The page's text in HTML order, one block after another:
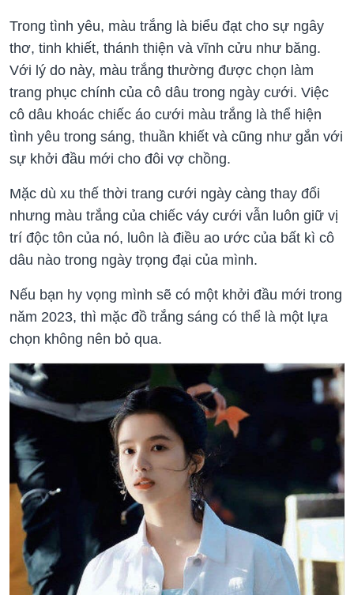
Trong tình yêu, màu trắng là biểu đạt cho sự ngây
thơ, tinh khiết, thánh thiện và vĩnh cửu như băng.
Với lý do này, màu trắng thường được chọn làm
trang phục chính của cô dâu trong ngày cưới. Việc
cô dâu khoác chiếc áo cưới màu trắng là thể hiện
tình yêu trong sáng, thuần khiết và cũng như gắn với
sự khởi đầu mới cho đôi vợ chồng.
Mặc dù xu thế thời trang cưới ngày càng thay đổi
nhưng màu trắng của chiếc váy cưới vẫn luôn giữ vị
trí độc tôn của nó, luôn là điều ao ước của bất kì cô
dâu nào trong ngày trọng đại của mình.
Nếu bạn hy vọng mình sẽ có một khởi đầu mới trong
năm 2023, thì mặc đồ trắng sáng có thể là một lựa
chọn không nên bỏ qua.